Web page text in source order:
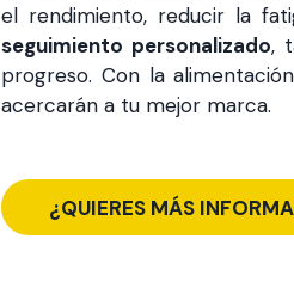
el rendimiento, reducir la
seguimiento personalizado,
progreso. Con la
acercarán a tu mejor marca.
¿QUIERES MÁS